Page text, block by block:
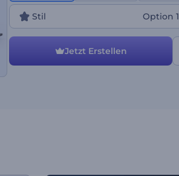
Stil Option 1
Jetzt Erstellen